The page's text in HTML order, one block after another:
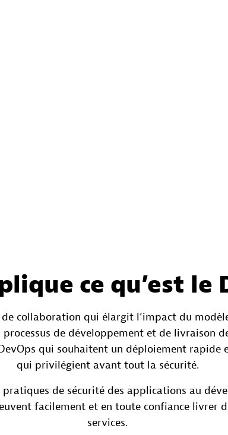
ce qu’est le
de collaboration qui élargit l’impact du
de développement et de livraison
qui souhaitent un déploiement rapide
qui privilégient avant tout la sécurité.
de sécurité des applications au
facilement et en toute confiance livrer
services.